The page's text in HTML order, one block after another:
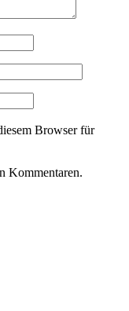
Browser für
Kommentaren.